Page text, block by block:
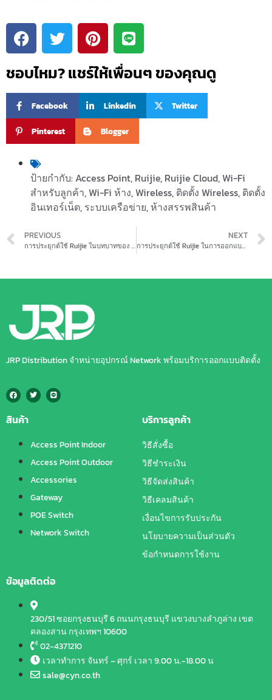
ชอบไหม? แชร์ให้เพื่อนๆ ของคุณดู
Facebook Linkedin Twitter
Pinterest Blogger
ป้ายกำกับ: Access Point, Ruijie, Ruijie Cloud,Wi-Fi
สำหรับลูกค้า,Wi-Fi ห้าง,Wireless, ติดตั้ง Wireless, ติดตั้ง
อินเทอร์เน็ต, ระบบเครือข่าย, ห้างสรรพสินค้า
PREVIOUS
การประยุกต์ใช้ Ruijie ในบทบาทของ Ruijie ใน Smart Building
NEXT
การประยุกต์ใช้ Ruijie ในการออกแบบระบบเครือข่ายด้วย Ruijie Controller
JRP Distribution จำหน่ายอุปกรณ์ Network พร้อมบริการออกแบบติดตั้ง
สินค้า
Access Point Indoor
Access Point Outdoor
Accessories
Gateway
POE Switch
Network Switch
บริการลูกค้า
วิธีสั่งซื้อ
วิธีชำระเงิน
วิธีจัดส่งสินค้า
วิธีเคลมสินค้า
เงื่อนไขการรับประกัน
นโยบายความเป็นส่วนตัว
ข้อกำหนดการใช้งาน
ข้อมูลติดต่อ
230/51 ซอยกรุงธนบุรี 6 ถนนกรุงธนบุรี แขวงบางลำภูล่าง เขต
คลองสาน กรุงเทพฯ 10600
02-4371210
เวลาทำการ จันทร์ – ศุกร์ เวลา 9.00 น.-18.00 น
sale@cyn.co.th